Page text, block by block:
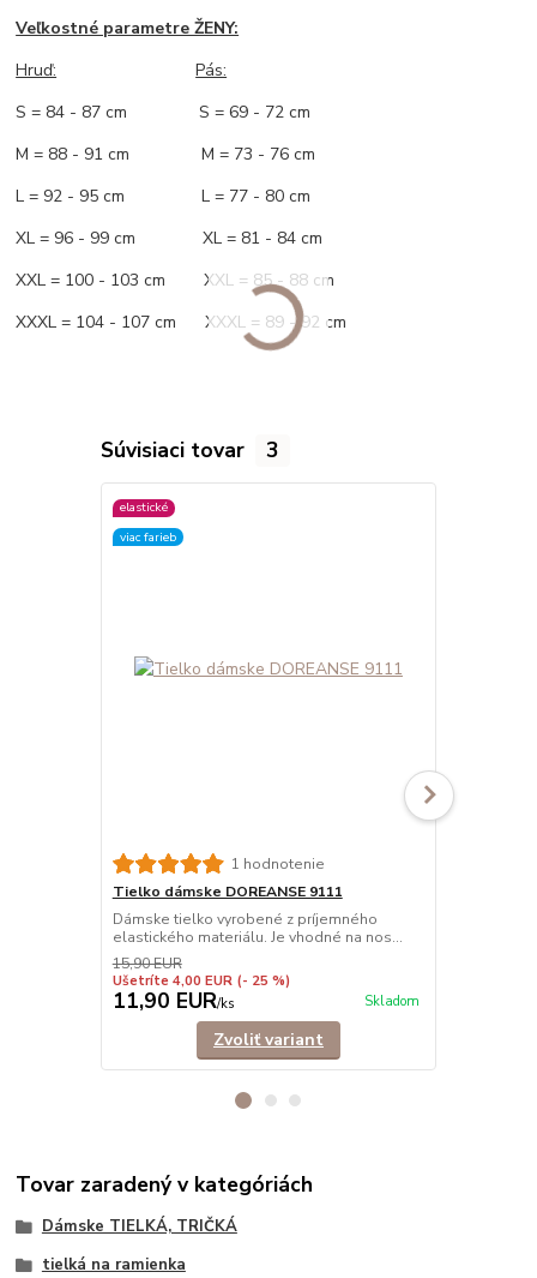
Veľkostné parametre ŽENY:
Hruď:
Pás:
S = 84 - 87 cm S = 69 - 72 cm
M = 88 - 91 cm M = 73 - 76 cm
L = 92 - 95 cm L = 77 - 80 cm
XL = 96 - 99 cm XL = 81 - 84 cm
XXL = 100 - 103 cm XXL = 85 - 88 cm
XXXL = 104 - 107 cm XXXL = 89 - 92 cm
Súvisiaci tovar 3
elastické
viac farieb
1 hodnotenie
Tielko dámske DOREANSE 9111
Dámske tielko vyrobené z príjemného
elastického materiálu. Je vhodné na nos...
15,90 EUR
Ušetríte 4,00 EUR (- 25 %)
11,90 EUR/ks Skladom
Zvoliť variant
Tovar zaradený v kategóriách
Dámske TIELKÁ, TRIČKÁ
tielká na ramienka